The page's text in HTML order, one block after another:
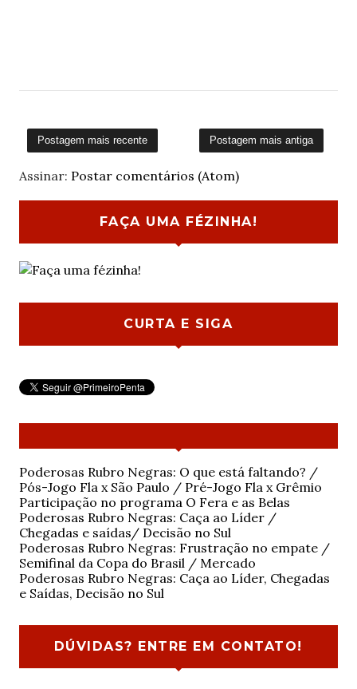
Postagem mais recente Postagem mais antiga
Assinar: Postar comentários (Atom)
FAÇA UMA FÉZINHA!
CURTA E SIGA
Poderosas Rubro Negras: O que está faltando? /
Pós-Jogo Fla x São Paulo / Pré-Jogo Fla x Grêmio
Participação no programa O Fera e as Belas
Poderosas Rubro Negras: Caça ao Líder /
Chegadas e saídas/ Decisão no Sul
Poderosas Rubro Negras: Frustração no empate /
Semifinal da Copa do Brasil / Mercado
Poderosas Rubro Negras: Caça ao Líder, Chegadas
e Saídas, Decisão no Sul
DÚVIDAS? ENTRE EM CONTATO!